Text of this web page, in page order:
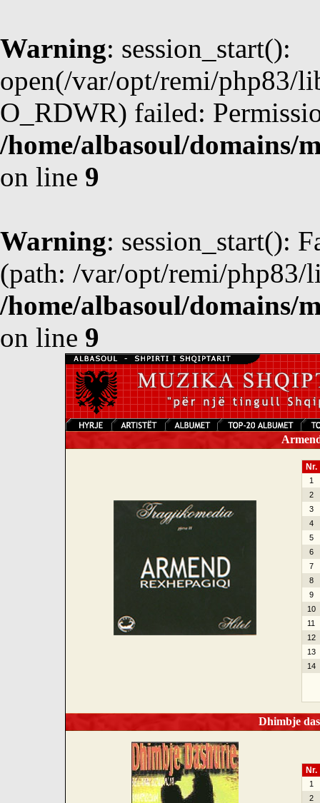
Warning: session_start():
open(/var/opt/remi/php83/
O_RDWR) failed:
/home/albasoul/domains/
on line 9
Warning: session_start():
(path: /var/opt/remi/php83/
/home/albasoul/domains/
on line 9
Nr.
1
2
3
4
5
6
7
8
9
10
11
12
13
14
Dhimbje
Nr.
1
2